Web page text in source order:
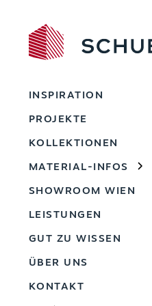
INSPIRATION
PROJEKTE
KOLLEKTIONEN
MATERIAL-INFOS
SHOWROOM WIEN
LEISTUNGEN
GUT ZU WISSEN
ÜBER UNS
KONTAKT